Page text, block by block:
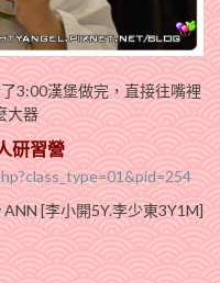
3:00漢堡做完，直接往嘴裡
大器
研習營
ANN [李小開5Y.李少東3Y1M]